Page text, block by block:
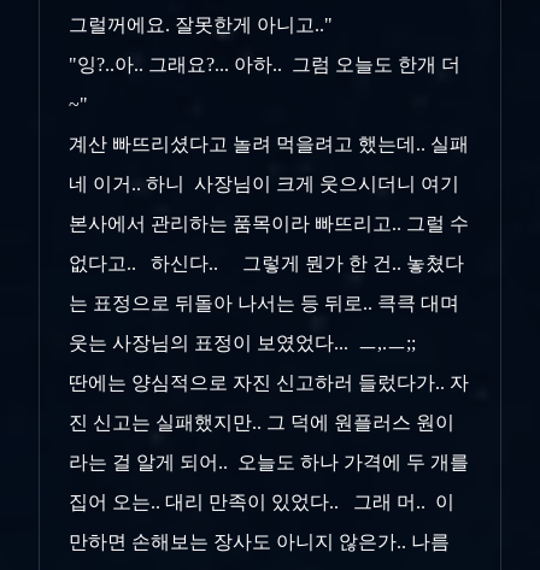
그럴꺼에요. 잘못한게 아니고.."
"잉?..아.. 그래요?... 아하.. 그럼 오늘도 한개 더
~"
계산 빠뜨리셨다고 놀려 먹을려고 했는데.. 실패
네 이거.. 하니 사장님이 크게 웃으시더니 여기
본사에서 관리하는 품목이라 빠뜨리고.. 그럴 수
없다고.. 하신다.. 그렇게 뭔가 한 건.. 놓쳤다
는 표정으로 뒤돌아 나서는 등 뒤로.. 큭큭 대며
웃는 사장님의 표정이 보였었다... ㅡ,.ㅡ;;
딴에는 양심적으로 자진 신고하러 들렀다가.. 자
진 신고는 실패했지만.. 그 덕에 원플러스 원이
라는 걸 알게 되어.. 오늘도 하나 가격에 두 개를
집어 오는.. 대리 만족이 있었다.. 그래 머.. 이
만하면 손해보는 장사도 아니지 않은가.. 나름